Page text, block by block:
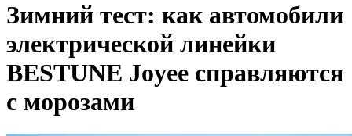
Зимний тест: как автомобили
электрической линейки
BESTUNE Joyee справляются
с морозами